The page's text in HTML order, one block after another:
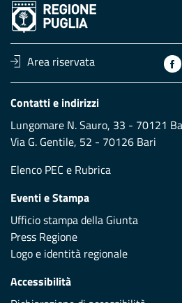
Area riservata
Contatti e indirizzi
Lungomare N. Sauro, 33 - 70121
Via G. Gentile, 52 - 70126 Bari
Elenco PEC e Rubrica
Eventi e Stampa
Ufficio stampa della Giunta
Press Regione
Logo e identità regionale
Accessibilità